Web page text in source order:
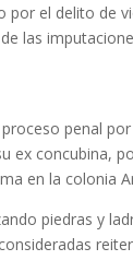
por el delito de
las
penal
ex concubina,
en la colonia
piedras y